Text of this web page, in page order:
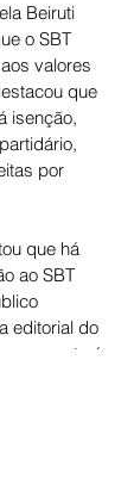
Beiruti
o SBT
valores
que
isenção,
por
que há
ao SBT
editorial do
a proposta é